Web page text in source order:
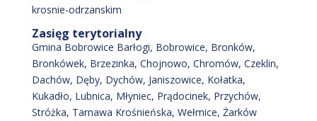
krosnie-odrzanskim
Zasięg terytorialny
Gmina Bobrowice Barłogi, Bobrowice, Bronków,
Bronkówek, Brzezinka, Chojnowo, Chromów, Czeklin,
Dachów, Dęby, Dychów, Janiszowice, Kołatka,
Kukadło, Lubnica, Młyniec, Prądocinek, Przychów,
Stróżka, Tarnawa Krośnieńska, Wełmice, Żarków